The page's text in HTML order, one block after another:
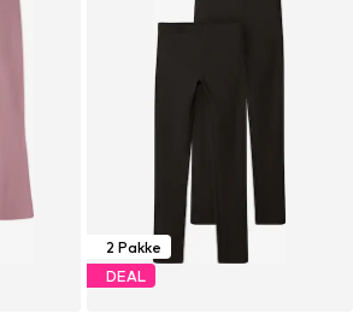
2 Pakke
DEAL